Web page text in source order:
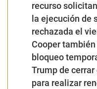
recurso
la ejecución de
rechazada el
Cooper
bloqueo
Trump de
para realizar